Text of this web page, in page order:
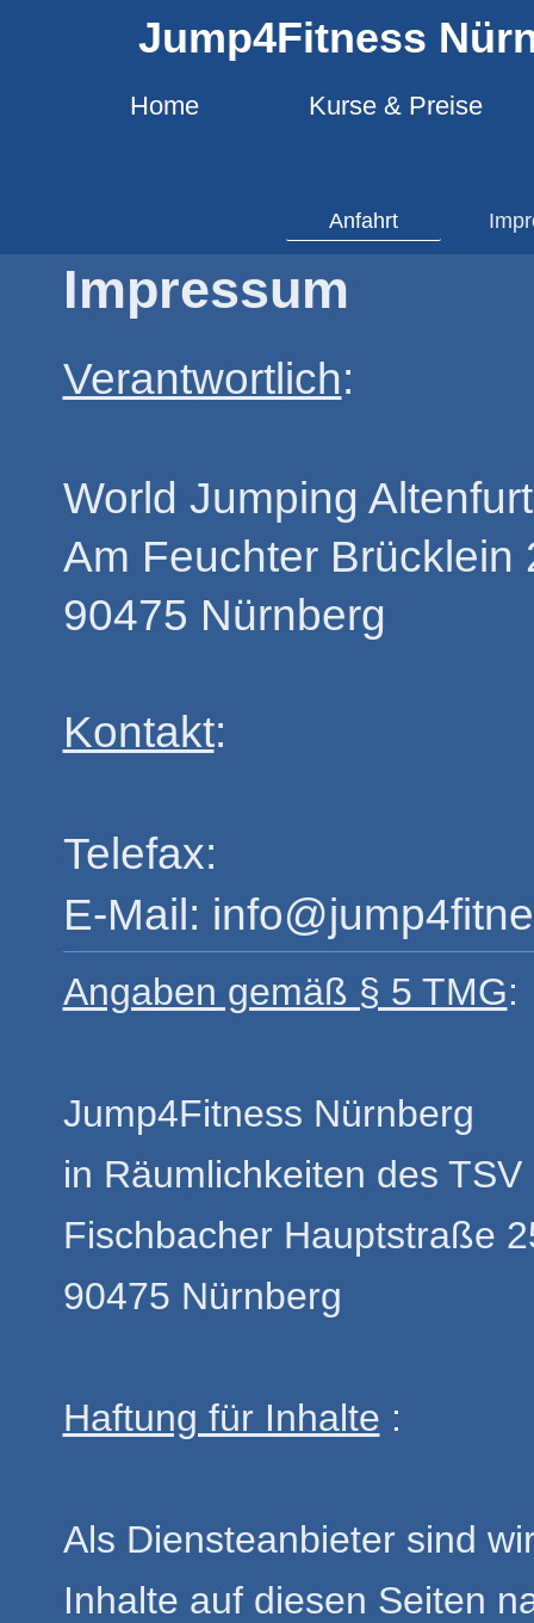
Jump4Fitness
Home Kurse & Preise
Anfahrt
Impressum
Verantwortlich:
World Jumping Altenfurt
Am Feuchter Brücklein
90475 Nürnberg
Kontakt:
Telefax:
E-Mail:
Angaben gemäß § 5 TMG:
Jump4Fitness Nürnberg
in Räumlichkeiten des
Fischbacher Hauptstraße
90475 Nürnberg
Haftung für Inhalte :
Als Diensteanbieter sind
Inhalte auf diesen Seiten